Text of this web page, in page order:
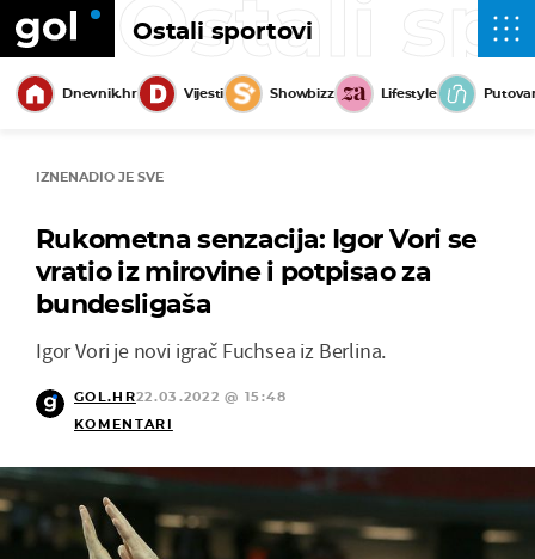
Ostali sportovi
Ostali
Dnevnik.hr Vijesti Showbizz Lifestyle
IZNENADIO JE SVE
Rukometna senzacija: Igor Vori se
vratio iz mirovine i potpisao za
bundesligaša
Igor Vori je novi igrač Fuchsea iz Berlina.
GOL.HR22.03.2022 @ 15:48
KOMENTARI